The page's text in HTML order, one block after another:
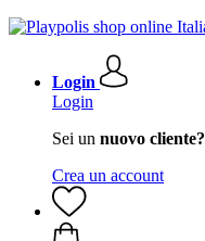
Login
Login
Sei un nuovo cliente?
Crea un account